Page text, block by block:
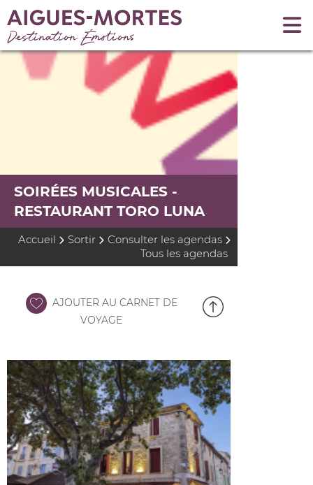
SOIRÉES MUSICALES -
RESTAURANT TORO LUNA
Accueil Sortir
Consulter les agendas
Tous les agendas
AJOUTER AU CARNET DE
VOYAGE